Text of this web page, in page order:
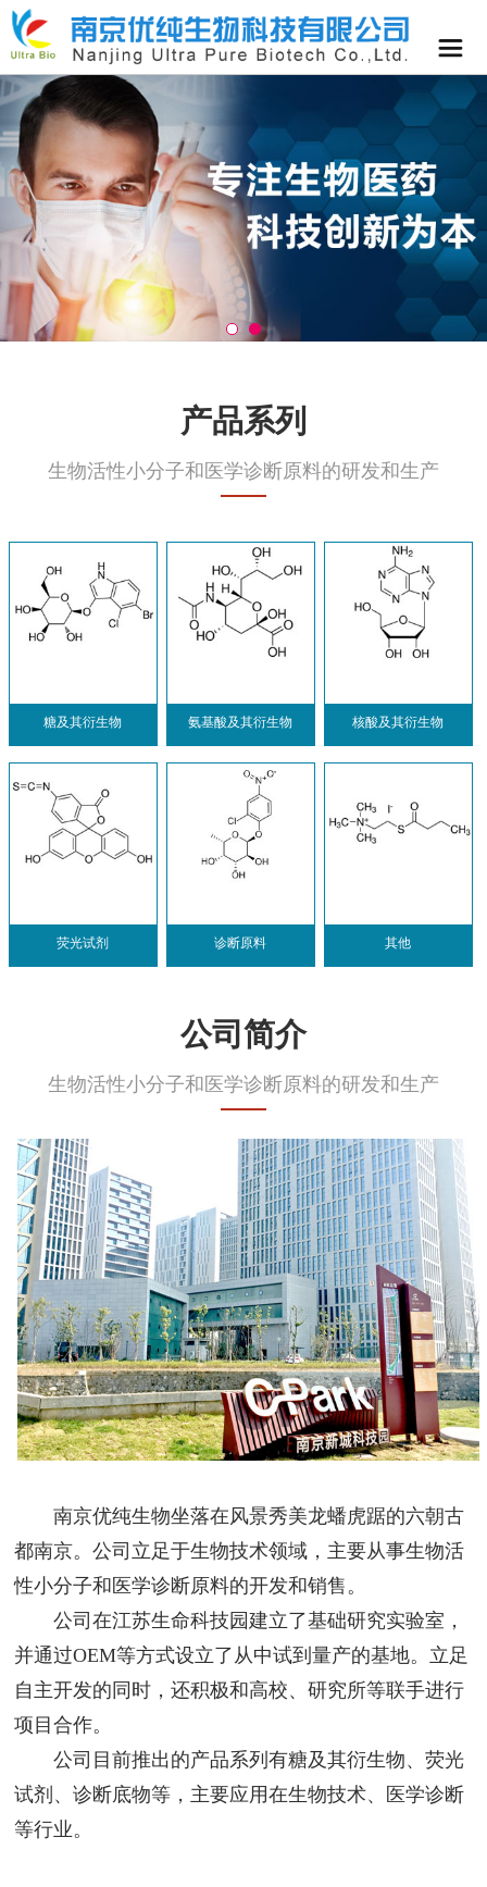
产品系列
生物活性小分子和医学诊断原料的研发和生产
糖及其衍生物 氨基酸及其衍生物 核酸及其衍生物
荧光试剂 诊断原料 其他
公司简介
生物活性小分子和医学诊断原料的研发和生产
南京优纯生物坐落在风景秀美龙蟠虎踞的六朝古
都南京。公司立足于生物技术领域，主要从事生物活
性小分子和医学诊断原料的开发和销售。
公司在江苏生命科技园建立了基础研究实验室，
并通过OEM等方式设立了从中试到量产的基地。立足
自主开发的同时，还积极和高校、研究所等联手进行
项目合作。
公司目前推出的产品系列有糖及其衍生物、荧光
试剂、诊断底物等，主要应用在生物技术、医学诊断
等行业。